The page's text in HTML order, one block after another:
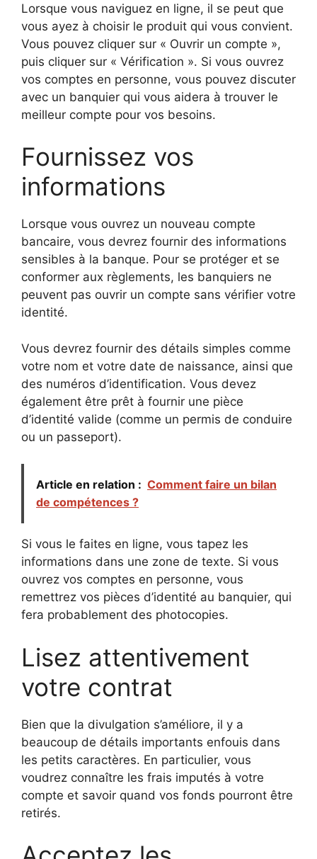
Lorsque vous naviguez en ligne, il se peut que
vous ayez à choisir le produit qui vous convient.
Vous pouvez cliquer sur « Ouvrir un compte »,
puis cliquer sur « Vérification ». Si vous ouvrez
vos comptes en personne, vous pouvez discuter
avec un banquier qui vous aidera à trouver le
meilleur compte pour vos besoins.
Fournissez vos
informations
Lorsque vous ouvrez un nouveau compte
bancaire, vous devrez fournir des informations
sensibles à la banque. Pour se protéger et se
conformer aux règlements, les banquiers ne
peuvent pas ouvrir un compte sans vérifier votre
identité.
Vous devrez fournir des détails simples comme
votre nom et votre date de naissance, ainsi que
des numéros d’identification. Vous devez
également être prêt à fournir une pièce
d’identité valide (comme un permis de conduire
ou un passeport).
Article en relation : Comment faire un bilan
de compétences ?
Si vous le faites en ligne, vous tapez les
informations dans une zone de texte. Si vous
ouvrez vos comptes en personne, vous
remettrez vos pièces d’identité au banquier, qui
fera probablement des photocopies.
Lisez attentivement
votre contrat
Bien que la divulgation s’améliore, il y a
beaucoup de détails importants enfouis dans
les petits caractères. En particulier, vous
voudrez connaître les frais imputés à votre
compte et savoir quand vos fonds pourront être
retirés.